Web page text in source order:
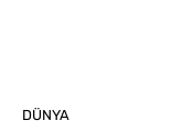
DÜNYA